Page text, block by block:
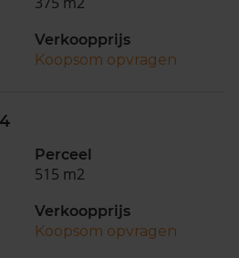
Verkoopprijs
Koopsom opvragen
Perceel
515 m2
Verkoopprijs
Koopsom opvragen